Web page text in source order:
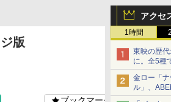
アクセ
1時間
東映の歴
に。全5種
金ロー「
ル」、
など。夏
版